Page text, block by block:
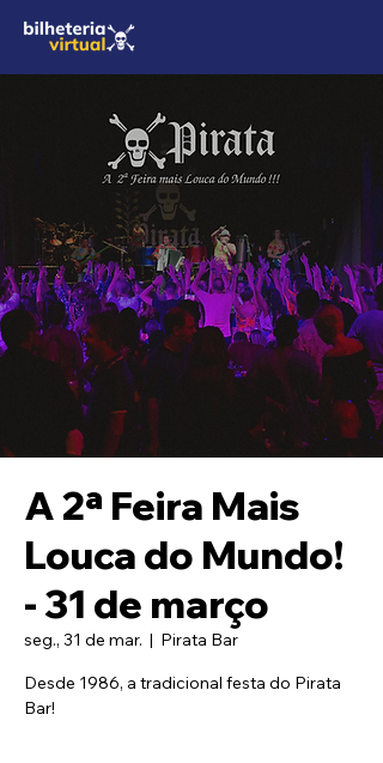
A 2ª Feira Mais
Louca do Mundo!
- 31 de março
seg., 31 de mar.
  |
Pirata Bar
Desde 1986, a tradicional festa do Pirata